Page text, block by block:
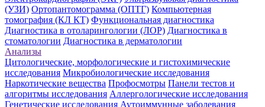
(УЗИ) Ортопантомограмма (ОПТГ) Компьютерная
томография (КЛ КТ) Функциональная диагностика
Диагностика в отоларингологии (ЛОР) Диагностика в
стоматологии Диагностика в дерматологии
Анализы
Цитологические, морфологические и гистохимические
исследования Микробиологические исследования
Наркотические вещества Профосмотры Панели тестов и
алгоритмы исследования Аллергологические исследования
Генетические исследования Аутоиммунные заболевания